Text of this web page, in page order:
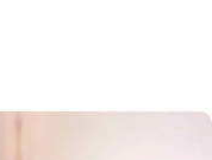
byl otevřen
Korčák.